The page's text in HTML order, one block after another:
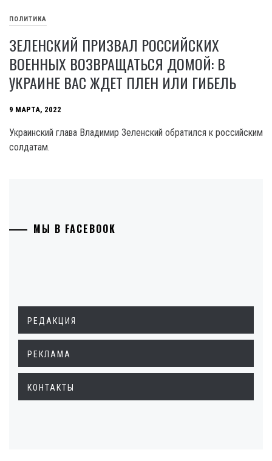
ПОЛИТИКА
ЗЕЛЕНСКИЙ ПРИЗВАЛ РОССИЙСКИХ
ВОЕННЫХ ВОЗВРАЩАТЬСЯ ДОМОЙ: В
УКРАИНЕ ВАС ЖДЕТ ПЛЕН ИЛИ ГИБЕЛЬ
9 МАРТА, 2022
Украинский глава Владимир Зеленский обратился к российским
солдатам.
МЫ В FACEBOOK
РЕДАКЦИЯ
РЕКЛАМА
КОНТАКТЫ